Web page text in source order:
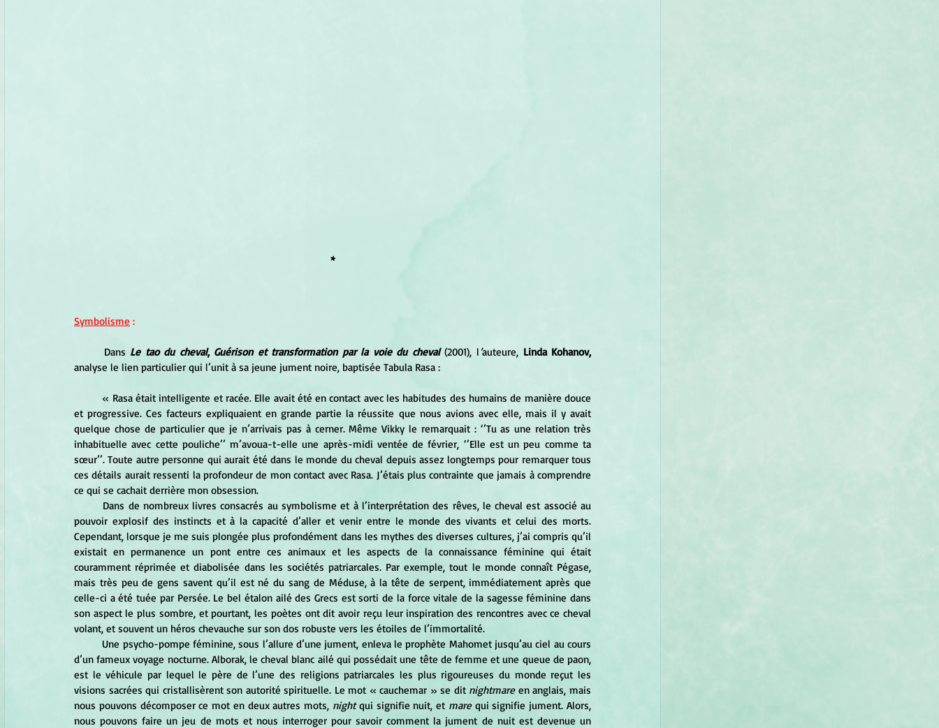
*
Symbolisme :
	Dans
Le tao du cheval, Guérison et transformation par la voie du cheval (2001), l’auteure,
analyse le lien particulier qui l’unit à sa jeune jument noire, baptisée Tabula Rasa :
et progressive. Ces facteurs expliquaient en grande partie la réussite que nous avions avec elle, mais il y avait
quelque chose de particulier que je n’arrivais pas à cerner. Même Vikky le remarquait : ‘’Tu as une relation très
inhabituelle avec cette pouliche’’ m’avoua-t-elle une après-midi ventée de février, ‘’Elle est un peu comme ta
sœur’’. Toute autre personne qui aurait été dans le monde du cheval depuis assez longtemps pour remarquer tous
ces détails aurait ressenti la profondeur de mon contact avec Rasa. J’étais plus contrainte que jamais à comprendre
ce qui se cachait derrière mon obsession.
pouvoir explosif des instincts et à la capacité d’aller et venir entre le monde des vivants et celui des morts.
Cependant, lorsque je me suis plongée plus profondément dans les mythes des diverses cultures, j’ai compris qu’il
existait en permanence un pont entre ces animaux et les aspects de la connaissance féminine qui était
couramment réprimée et diabolisée dans les sociétés patriarcales. Par exemple, tout le monde connaît Pégase,
mais très peu de gens savent qu’il est né du sang de Méduse, à la tête de serpent, immédiatement après que
celle-ci a été tuée par Persée. Le bel étalon ailé des Grecs est sorti de la force vitale de la sagesse féminine dans
son aspect le plus sombre, et pourtant, les poètes ont dit avoir reçu leur inspiration des rencontres avec ce cheval
volant, et souvent un héros chevauche sur son dos robuste vers les étoiles de l’immortalité.
	Une psycho-pompe féminine, sous l’allure d’une jument, enleva le prophète Mahomet jusqu’au ciel au cours
d’un fameux voyage nocturne. Alborak, le cheval blanc ailé qui possédait une tête de femme et une queue de paon,
est le véhicule par lequel le père de l’une des religions patriarcales les plus rigoureuses du monde reçut les
visions sacrées qui cristallisèrent son autorité spirituelle. Le mot « cauchemar » se dit nightmare en anglais, mais
nous pouvons décomposer ce mot en deux autres mots, night qui signifie nuit, et mare qui signifie jument. Alors,
nous pouvons faire un jeu de mots et nous interroger pour savoir comment la jument de nuit est devenue un